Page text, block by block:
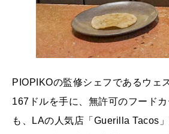
PIOPIKOの監修シェフであるウェ
167ドルを手に、無許可のフード
も、LAの人気店「Guerilla Tacos